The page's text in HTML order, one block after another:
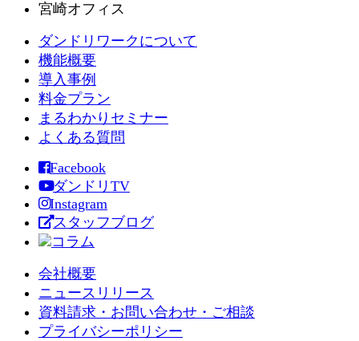
宮崎オフィス
ダンドリワークについて
機能概要
導入事例
料金プラン
まるわかりセミナー
よくある質問
Facebook
ダンドリTV
Instagram
スタッフブログ
コラム
会社概要
ニュースリリース
資料請求・お問い合わせ・ご相談
プライバシーポリシー